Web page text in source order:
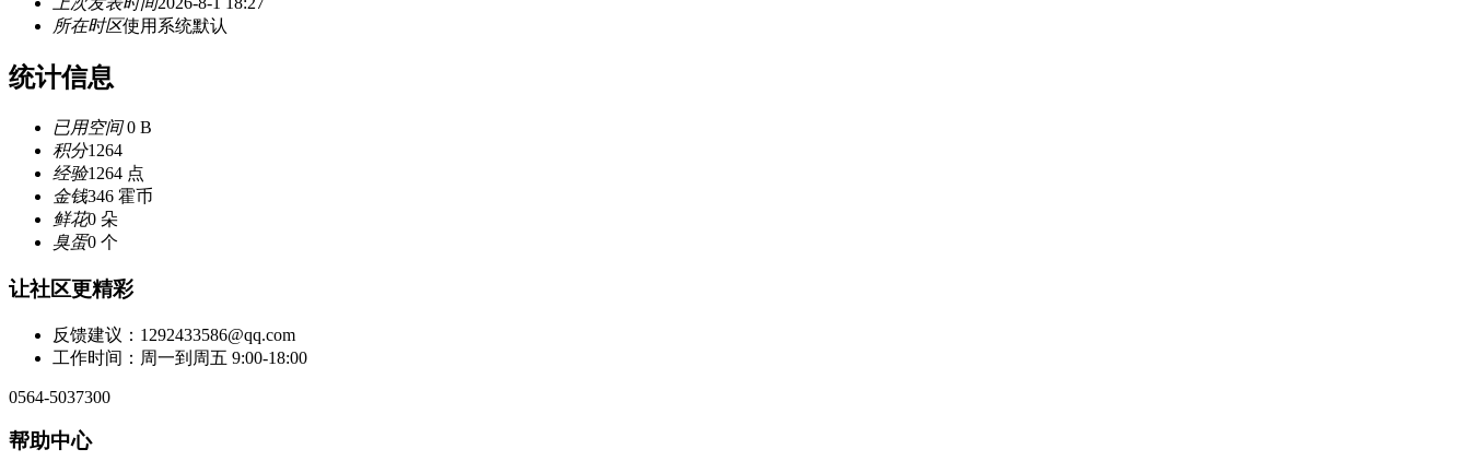
所在时区使用系统默认
统计信息
已用空间0 B
积分1264
经验1264 点
金钱346 霍币
鲜花0 朵
臭蛋0 个
让社区更精彩
反馈建议：1292433586@qq.com
工作时间：周一到周五 9:00-18:00
0564-5037300
帮助中心